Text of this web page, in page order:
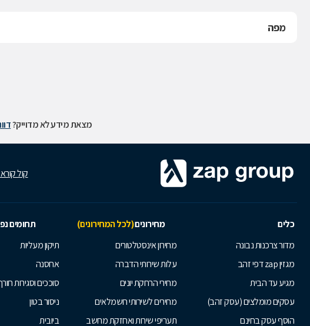
מפה
מצאת מידע לא מדוייק?
קול
כלים מחירונים(לכל המחירונים) תחומים
מדור צרכנות נבונה
מגזין zap דפי זהב
מגיע עד הבית
עסקים מומלצים (עסק זהב)
הוסף עסק בחינם
מחירון אינסטלטורים
עלות שירותי הדברה
מחירי הרחקת יונים
מחירים לשירותי חשמלאים
תעריפי שירות ואחזקת מחשב
תיקון מעליות
אחסנה
סוככים וסגירות
ניסור בטון
ביובית